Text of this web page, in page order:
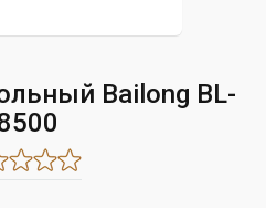
Bailong BL-